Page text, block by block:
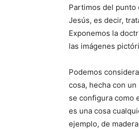
Partimos del punto
Jesús, es decir,
Exponemos la
las imágenes
Podemos
cosa, hecha con
se configura como
es una cosa
ejemplo, de